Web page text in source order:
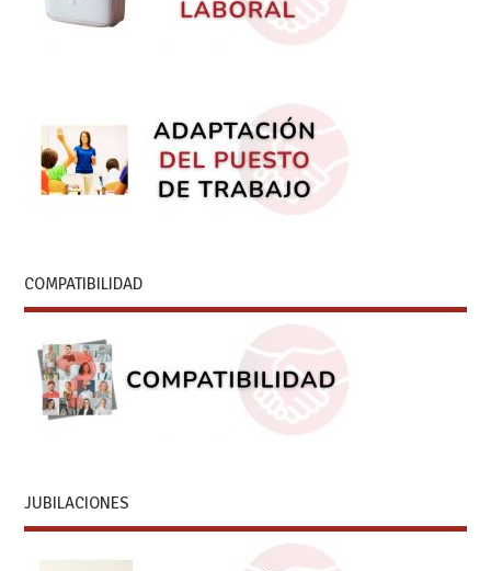
COMPATIBILIDAD
JUBILACIONES